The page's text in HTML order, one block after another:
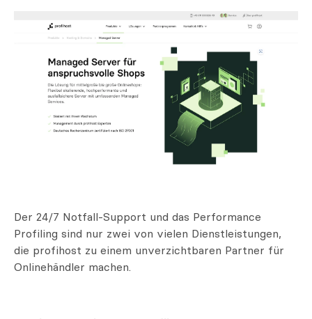
Der 24/7 Notfall-Support und das Performance
Profiling sind nur zwei von vielen Dienstleistungen,
die profihost zu einem unverzichtbaren Partner für
Onlinehändler machen.